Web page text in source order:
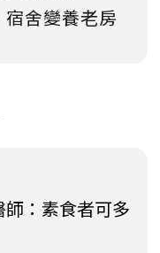
舍變養老房
師：素食者可多